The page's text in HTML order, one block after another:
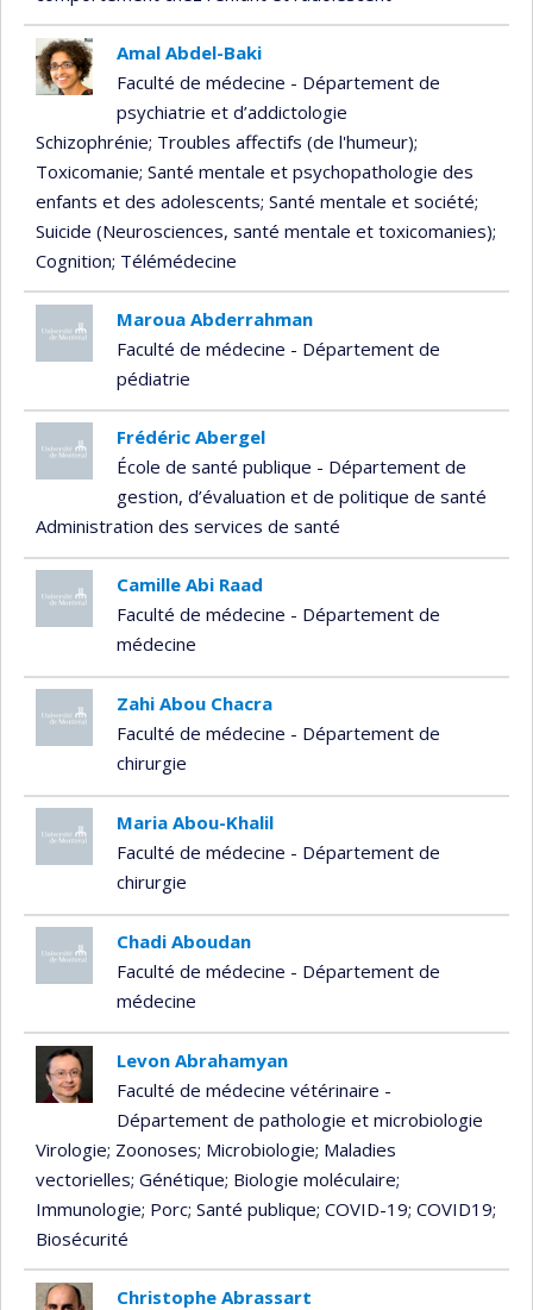
Amal Abdel-Baki
Faculté de médecine - Département de
psychiatrie et d’addictologie
Schizophrénie; Troubles affectifs (de l'humeur);
Toxicomanie; Santé mentale et psychopathologie des
enfants et des adolescents; Santé mentale et société;
Suicide (Neurosciences, santé mentale et toxicomanies);
Cognition; Télémédecine
Maroua Abderrahman
Faculté de médecine - Département de
pédiatrie
Frédéric Abergel
École de santé publique - Département de
gestion, d’évaluation et de politique de santé
Administration des services de santé
Camille Abi Raad
Faculté de médecine - Département de
médecine
Zahi Abou Chacra
Faculté de médecine - Département de
chirurgie
Maria Abou-Khalil
Faculté de médecine - Département de
chirurgie
Chadi Aboudan
Faculté de médecine - Département de
médecine
Levon Abrahamyan
Faculté de médecine vétérinaire -
Département de pathologie et microbiologie
Virologie; Zoonoses; Microbiologie; Maladies
vectorielles; Génétique; Biologie moléculaire;
Immunologie; Porc; Santé publique; COVID-19; COVID19;
Biosécurité
Christophe Abrassart